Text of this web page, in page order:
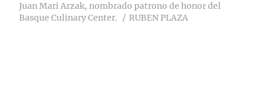
Juan Mari Arzak, nombrado patrono de honor del
Basque Culinary Center.
RUBEN PLAZA